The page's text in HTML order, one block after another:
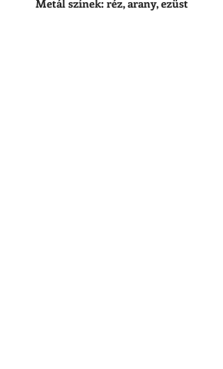
Metál színek: réz, arany, ezüst